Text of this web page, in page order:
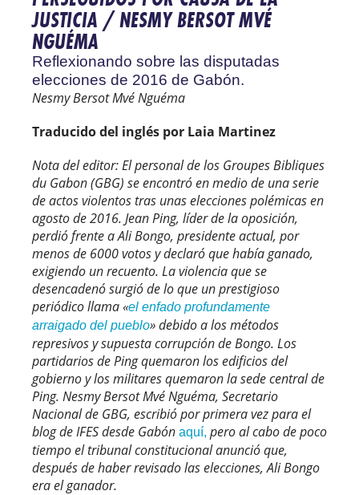
JUSTICIA / NESMY BERSOT MVÉ
NGUÉMA
Reflexionando sobre las disputadas
elecciones de 2016 de Gabón.
Nesmy Bersot Mvé Nguéma
Traducido del inglés por Laia Martinez
Nota del editor: El personal de los Groupes Bibliques
du Gabon (GBG) se encontró en medio de una serie
de actos violentos tras unas elecciones polémicas en
agosto de 2016. Jean Ping, líder de la oposición,
perdió frente a Ali Bongo, presidente actual, por
menos de 6000 votos y declaró que había ganado,
exigiendo un recuento. La violencia que se
desencadenó surgió de lo que un prestigioso
periódico llama «el enfado profundamente
arraigado del pueblo» debido a los métodos
represivos y supuesta corrupción de Bongo. Los
partidarios de Ping quemaron los edificios del
gobierno y los militares quemaron la sede central de
Ping. Nesmy Bersot Mvé Nguéma, Secretario
Nacional de GBG, escribió por primera vez para el
blog de IFES desde Gabón aquí, pero al cabo de poco
tiempo el tribunal constitucional anunció que,
después de haber revisado las elecciones, Ali Bongo
era el ganador.